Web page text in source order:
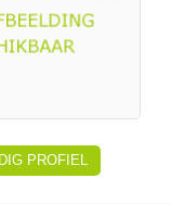
PROFIEL